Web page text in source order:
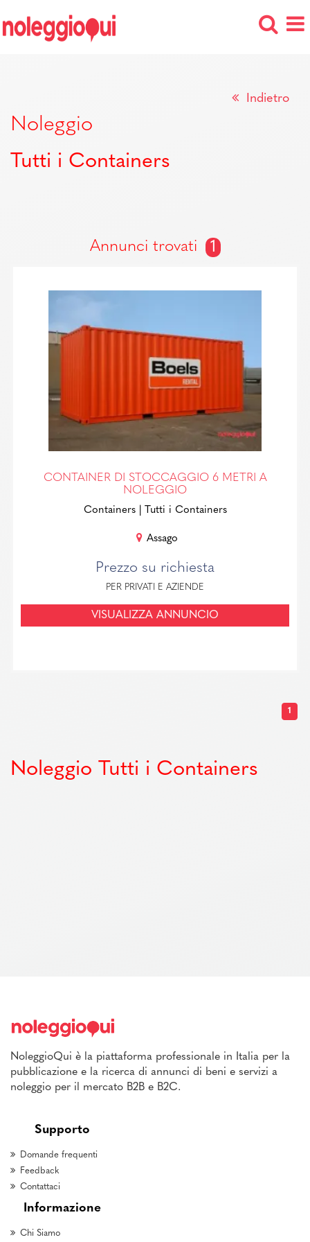
Indietro
Noleggio
Tutti i Containers
Annunci trovati 1
CONTAINER DI STOCCAGGIO 6 METRI A
NOLEGGIO
Containers | Tutti i Containers
Assago
Prezzo su richiesta
PER PRIVATI E AZIENDE
VISUALIZZA ANNUNCIO
1
Noleggio Tutti i Containers
NoleggioQui è la piattaforma professionale in Italia per la
pubblicazione e la ricerca di annunci di beni e servizi a
noleggio per il mercato B2B e B2C.
Supporto
Domande frequenti
Feedback
Contattaci
Informazione
Chi Siamo